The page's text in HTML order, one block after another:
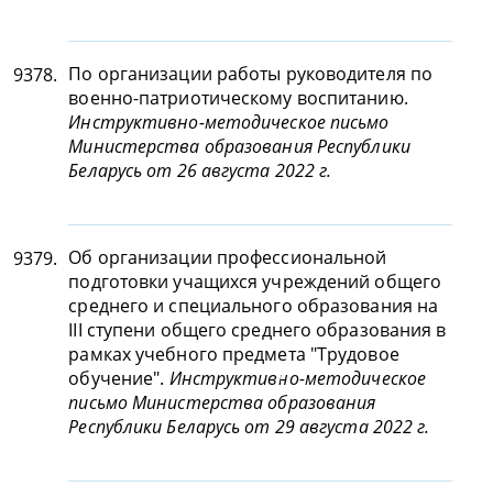
9378. По организации работы руководителя по
военно-патриотическому воспитанию.
Инструктивно-методическое письмо
Министерства образования Республики
Беларусь от 26 августа 2022 г.
9379. Об организации профессиональной
подготовки учащихся учреждений общего
среднего и специального образования на
III ступени общего среднего образования в
рамках учебного предмета "Трудовое
обучение". Инструктивно-методическое
письмо Министерства образования
Республики Беларусь от 29 августа 2022 г.